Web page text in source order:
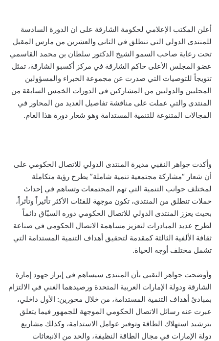
أعلن المكتب الإعلامي لحكومة الشارقة على ان الدورة السادسة
للمنتدى الدولي التي تنطلق في الثاني والعشرين من مارس المقبل
تحت رعاية صاحب السمو الشيخ الدكتور سلطان بن محمد القاسمي
عضو المجلس الأعلى حاكم الشارقة في مركز أكسبو الشارقة، تمثل
تتويجاً للتوصيات التي صدرت عن مجموعة الخبراء والمسؤولين
المحليين والدوليين من المشاركين في الدورات الخمس السابقة من
المنتدى والتي عملت على مناقشة تفاصيل العديد من المحاور في
المجالات المتنوعة للتنمية المستدامة وهو شعار دورة هذا العام.
وأكدت جواهر النقبي مديرة المنتدى الدولي للاتصال الحكومي على
أن شعار “مشاركة مجتمعية تنمية شاملة” يطرح رؤية متكاملة
لمختلف جوانب التنمية التي تهم المجتمعات وتساهم في إحداث
حملات تنطلق من المنتدى، تكون موجهة للفئات الأكثر تأثيراً وتأثراً،
بحيث يعزز المنتدى الدولي للاتصال الحكومي دوره السبّاق دائماً
لطرح عديد المبادرات لتعزيز مساهمة الاتصال الحكومي في صناعة
ثقافة الألفية الثالثة كمقدمة لتحقيق أهداف التنمية المستدامة التي
تشمل مختلف أوجه الحياة.
وأوضحت جواهر النقبي بأن المنتدى سيساهم في إبراز جهود إمارة
الشارقة ودولة الإمارات العربية المتحدة ورصيدهما الغني في الالتزام
بمبادئ أهداف التنمية المستدامة، من خلال محورين: الأول داخلي،
عبرت عنه رسائل الاتصال الحكومي الموجهة للجمهور فيما يتعلق
بترشيد استهلاك الطاقة وتوفير عوامل الاستدامة، وكذلك مشاريع
دولة الإمارات في مجال الطاقة النظيفة، والحد من الانبعاثات